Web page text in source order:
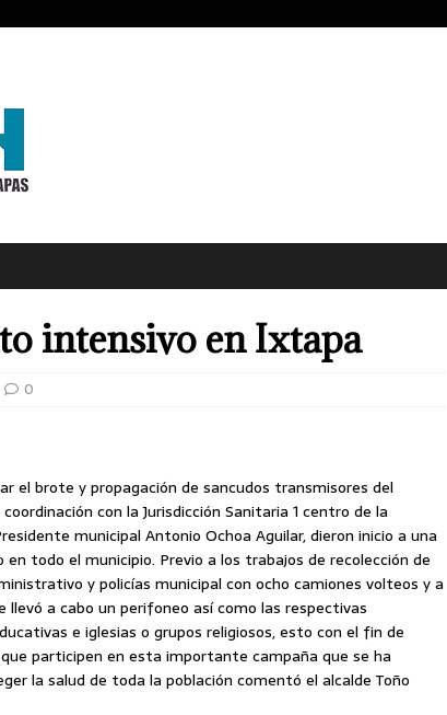
intensivo en Ixtapa
0
el brote y propagación de sancudos transmisores del
con la Jurisdicción Sanitaria 1 centro de la
municipal Antonio Ochoa Aguilar, dieron inicio a una
todo el municipio. Previo a los trabajos de recolección de
y policías municipal con ocho camiones volteos y a
a cabo un perifoneo así como las respectivas
e iglesias o grupos religiosos, esto con el fin de
participen en esta importante campaña que se ha
la salud de toda la población comentó el alcalde Toño